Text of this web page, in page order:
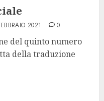
2021 0
del quinto numero
della traduzione